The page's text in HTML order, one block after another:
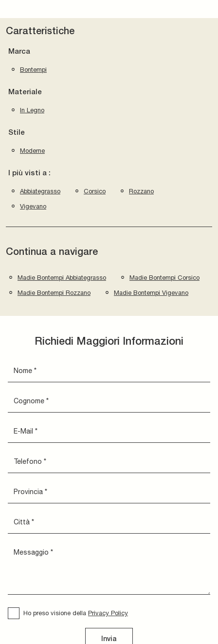
Caratteristiche
Marca
Bontempi
Materiale
In Legno
Stile
Moderne
I più visti a :
Abbiategrasso Corsico Rozzano
Vigevano
Continua a navigare
Madie Bontempi Abbiategrasso Madie Bontempi Corsico
Madie Bontempi Rozzano Madie Bontempi Vigevano
Richiedi Maggiori Informazioni
Ho preso visione della Privacy Policy
Invia